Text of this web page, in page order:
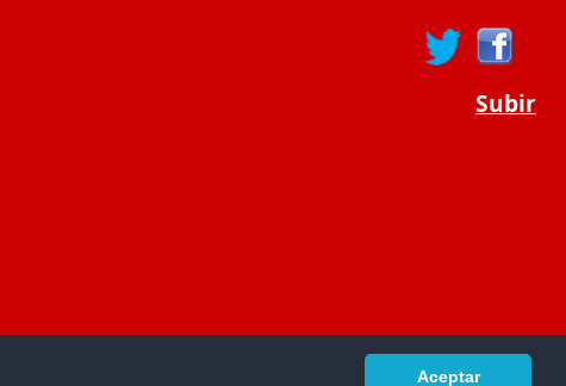
Aceptar
Subir